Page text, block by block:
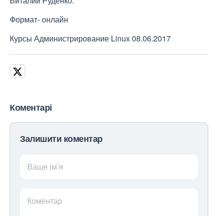
Формат- онлайн
Курсы Администрирование Linux 08.06.2017
Коментарі
Залишити коментар
Ваше ім’я
Коментар